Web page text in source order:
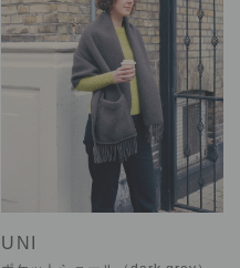
UNI